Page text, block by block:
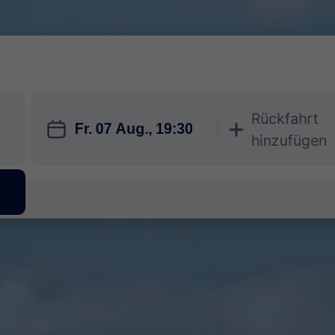
󱎗 󱅇
Rückfahrt
hinzufügen